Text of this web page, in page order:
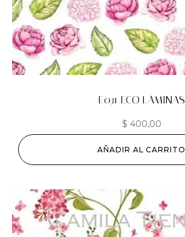
E031 ECO LAMINAS
$ 400,00
AÑADIR AL CARRITO